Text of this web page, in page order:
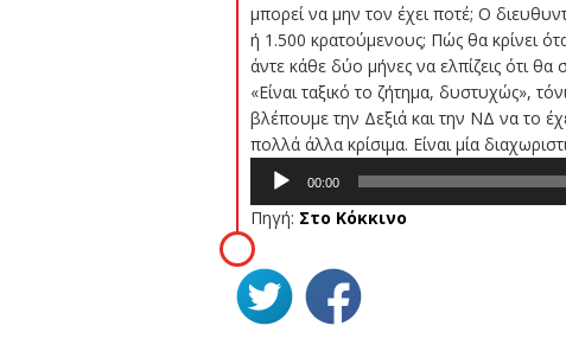
μπορεί να μην τον έχει ποτέ; Ο
ή 1.500 κρατούμενους; Πώς θα κρίνει
άντε κάθε δύο μήνες να ελπίζεις ότι
«Είναι ταξικό το ζήτημα, δυστυχώς»,
βλέπουμε την Δεξιά και την ΝΔ να το
πολλά άλλα κρίσιμα. Είναι μία
Πρόγραμμα
Αναπαραγωγής
Ήχου
00:00
Πηγή: Στο Κόκκινο